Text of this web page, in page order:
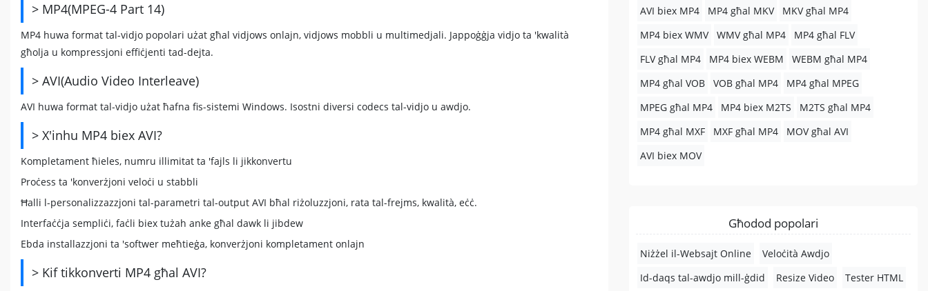
> MP4(MPEG-4 Part 14)
MP4 huwa format tal-vidjo popolari użat għal vidjows onlajn, vidjows mobbli u multimedjali. Jappoġġja vidjo ta 'kwalità
għolja u kompressjoni effiċjenti tad-dejta.
> AVI(Audio Video Interleave)
AVI huwa format tal-vidjo użat ħafna fis-sistemi Windows. Isostni diversi codecs tal-vidjo u awdjo.
> X'inhu MP4 biex AVI?
Kompletament ħieles, numru illimitat ta 'fajls li jikkonvertu
Proċess ta 'konverżjoni veloċi u stabbli
Ħalli l-personalizzazzjoni tal-parametri tal-output AVI bħal riżoluzzjoni, rata tal-frejms, kwalità, eċċ.
Interfaċċja sempliċi, faċli biex tużah anke għal dawk li jibdew
Ebda installazzjoni ta 'softwer meħtieġa, konverżjoni kompletament onlajn
> Kif tikkonverti MP4 għal AVI?
AVI biex MP4
MP4 għal MKV
MKV għal MP4
MP4 biex WMV
WMV għal MP4
MP4 għal FLV
FLV għal MP4
MP4 biex WEBM
WEBM għal MP4
MP4 għal VOB
VOB għal MP4
MP4 għal MPEG
MPEG għal MP4
MP4 biex M2TS
M2TS għal MP4
MP4 għal MXF
MXF għal MP4
MOV għal AVI
AVI biex MOV
Għodod popolari
Niżżel il-Websajt Online
Veloċità Awdjo
Id-daqs tal-awdjo mill-ġdid
Resize Video
Tester HTML